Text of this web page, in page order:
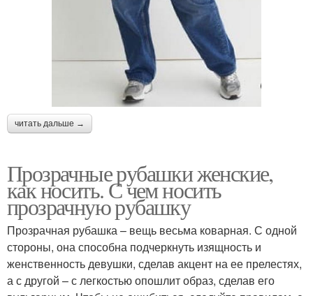
читать дальше →
Прозрачные рубашки женские,
как носить. С чем носить
прозрачную рубашку
Прозрачная рубашка – вещь весьма коварная. С одной
стороны, она способна подчеркнуть изящность и
женственность девушки, сделав акцент на ее прелестях,
а с другой – с легкостью опошлит образ, сделав его